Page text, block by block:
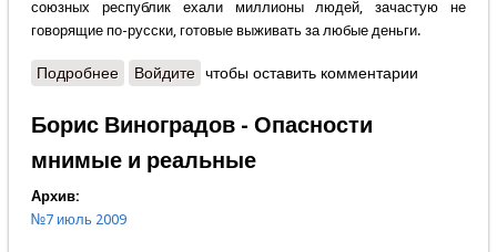
союзных республик ехали миллионы людей, зачастую не
говорящие по-русски, готовые выживать за любые деньги.
Подробнеео Андрей Кольев - Раковая опухоль столицы
Войдите чтобы оставить комментарии
Борис Виноградов - Опасности
мнимые и реальные
Архив:
№7 июль 2009